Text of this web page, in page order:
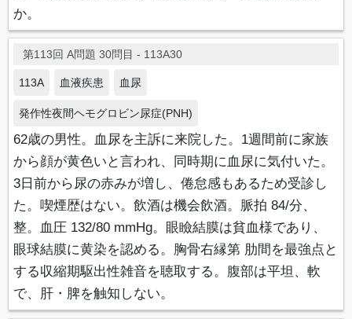
か。
第113回 A問題 30問目 - 113A30
113A 血液疾患 血尿
発作性夜間ヘモグロビン尿症(PNH)
62歳の男性。血尿を主訴に来院した。1週間前に家族
から顔が黄色いと言われ、同時期に血尿に気付いた。
3日前から尿の赤みが増し、倦怠感もあるため受診し
た。喫煙歴はない。飲酒は機会飲酒。脈拍 84/分、
整。血圧 132/80 mmHg。眼瞼結膜は貧血様であり、
眼球結膜に黄染を認める。胸骨右縁第 肋間を最強点と
する収縮期駆出性雑音を聴取する。腹部は平坦、軟
で、肝・脾を触知しない。